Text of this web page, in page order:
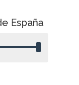
España